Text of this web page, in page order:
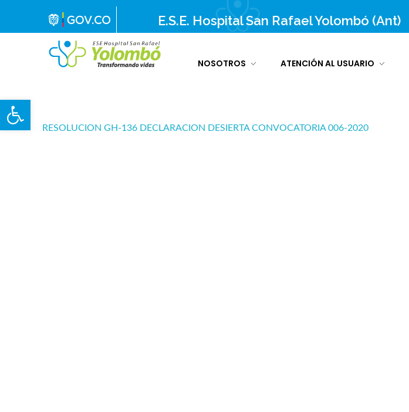
Abrir barra de herramientas
E.S.E. Hospital San Rafael Yolombó (Ant)
NOSOTROS ATENCIÓN AL USUARIO
RESOLUCION GH-136 DECLARACION DESIERTA CONVOCATORIA 006-2020